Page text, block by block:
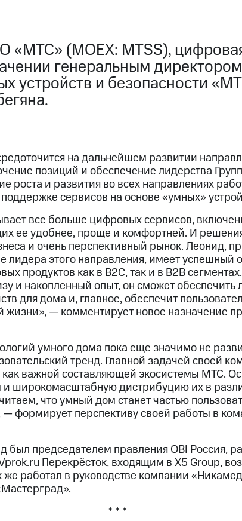
(MOEX: MTSS),
генеральным
устройств и безопасности
на дальнейшем развитии
позиций и обеспечение лидерства
роста и развития во всех направлениях
сервисов на основе «умных»
все больше цифровых сервисов,
ее удобнее, проще и комфортней. И
и очень перспективный рынок. Леонид,
лидера этого направления, имеет успешный
продуктов как в В2С, так и в В2В
и накопленный опыт, он сможет
для дома и, главное, обеспечит
жизни», — комментирует новое назначение
умного дома пока еще значимо не
тренд. Главной задачей своей
важной составляющей экосистемы МТС.
и широкомасштабную дистрибуцию их в
что умный дом станет частью
формирует перспективу своей работы в
председателем правления OBI Россия,
Перекрёсток, входящим в X5 Group,
же работал в руководстве компании
* * *